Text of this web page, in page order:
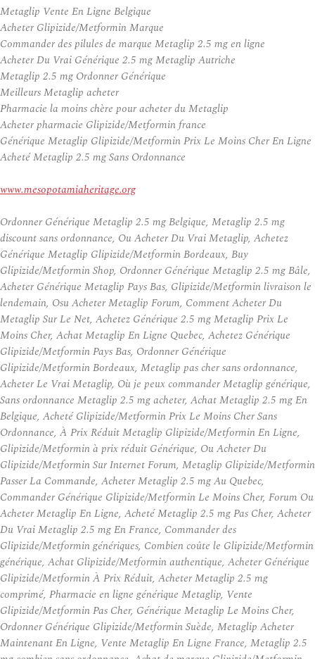
Metaglip Vente En Ligne Belgique
Acheter Glipizide/Metformin Marque
Commander des pilules de marque Metaglip 2.5 mg en ligne
Acheter Du Vrai Générique 2.5 mg Metaglip Autriche
Metaglip 2.5 mg Ordonner Générique
Meilleurs Metaglip acheter
Pharmacie la moins chère pour acheter du Metaglip
Acheter pharmacie Glipizide/Metformin france
Générique Metaglip Glipizide/Metformin Prix Le Moins Cher En Ligne
Acheté Metaglip 2.5 mg Sans Ordonnance
www.mesopotamiaheritage.org
Ordonner Générique Metaglip 2.5 mg Belgique, Metaglip 2.5 mg
discount sans ordonnance, Ou Acheter Du Vrai Metaglip, Achetez
Générique Metaglip Glipizide/Metformin Bordeaux, Buy
Glipizide/Metformin Shop, Ordonner Générique Metaglip 2.5 mg Bâle,
Acheter Générique Metaglip Pays Bas, Glipizide/Metformin livraison le
lendemain, Osu Acheter Metaglip Forum, Comment Acheter Du
Metaglip Sur Le Net, Achetez Générique 2.5 mg Metaglip Prix Le
Moins Cher, Achat Metaglip En Ligne Quebec, Achetez Générique
Glipizide/Metformin Pays Bas, Ordonner Générique
Glipizide/Metformin Bordeaux, Metaglip pas cher sans ordonnance,
Acheter Le Vrai Metaglip, Où je peux commander Metaglip générique,
Sans ordonnance Metaglip 2.5 mg acheter, Achat Metaglip 2.5 mg En
Belgique, Acheté Glipizide/Metformin Prix Le Moins Cher Sans
Ordonnance, À Prix Réduit Metaglip Glipizide/Metformin En Ligne,
Glipizide/Metformin à prix réduit Générique, Ou Acheter Du
Glipizide/Metformin Sur Internet Forum, Metaglip Glipizide/Metformin
Passer La Commande, Acheter Metaglip 2.5 mg Au Quebec,
Commander Générique Glipizide/Metformin Le Moins Cher, Forum Ou
Acheter Metaglip En Ligne, Acheté Metaglip 2.5 mg Pas Cher, Acheter
Du Vrai Metaglip 2.5 mg En France, Commander des
Glipizide/Metformin génériques, Combien coûte le Glipizide/Metformin
générique, Achat Glipizide/Metformin authentique, Acheter Générique
Glipizide/Metformin À Prix Réduit, Acheter Metaglip 2.5 mg
comprimé, Pharmacie en ligne générique Metaglip, Vente
Glipizide/Metformin Pas Cher, Générique Metaglip Le Moins Cher,
Ordonner Générique Glipizide/Metformin Suède, Metaglip Acheter
Maintenant En Ligne, Vente Metaglip En Ligne France, Metaglip 2.5